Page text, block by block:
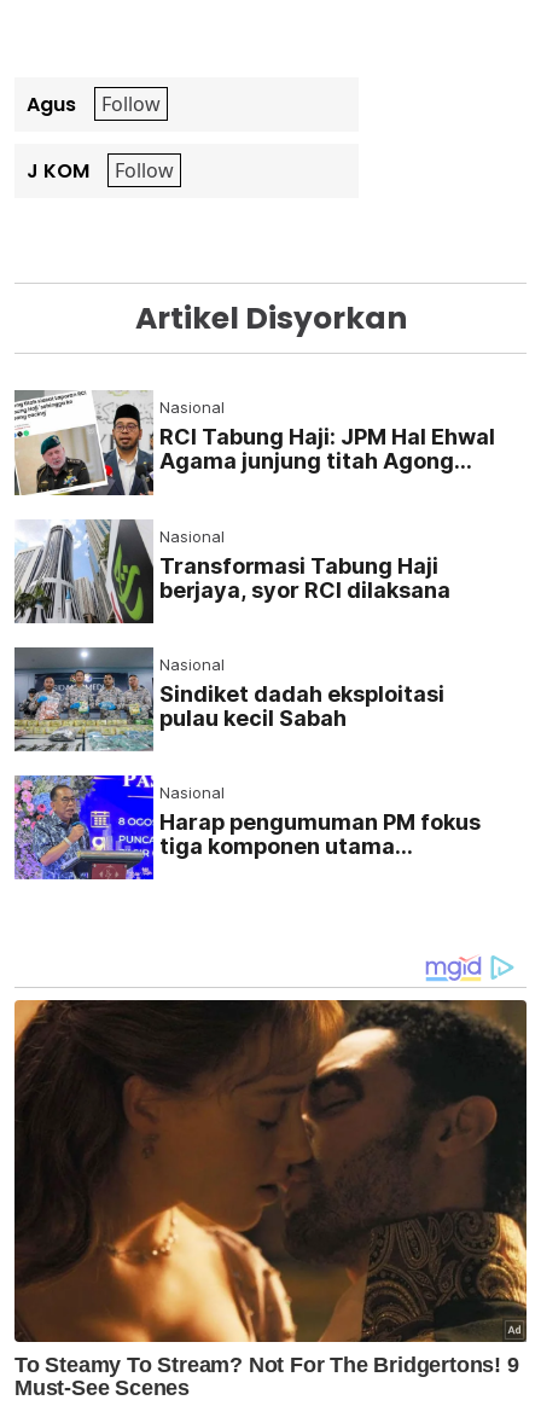
Agus
J KOM
Artikel Disyorkan
Nasional
RCI Tabung Haji: JPM Hal Ehwal
Agama junjung titah Agong
Nasional
Transformasi Tabung Haji
berjaya, syor RCI dilaksana
Nasional
Sindiket dadah eksploitasi
pulau kecil Sabah
Nasional
Harap pengumuman PM fokus
tiga komponen utama